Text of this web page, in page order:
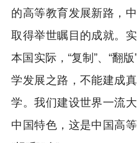
的高等教育发展新路，
取得举世瞩目的成就。
本国实际，“复制”、“翻
学发展之路，不能建成
学。我们建设世界一流
中国特色，这是中国高